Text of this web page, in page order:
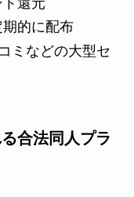
的に配布
ミなどの大型セ
合法同人プラ